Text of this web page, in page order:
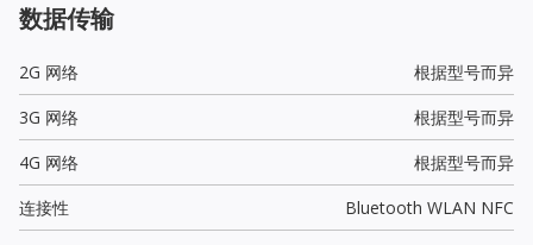
数据传输
2G 网络
根据型号而异
3G 网络
根据型号而异
4G 网络
根据型号而异
连接性
Bluetooth WLAN NFC